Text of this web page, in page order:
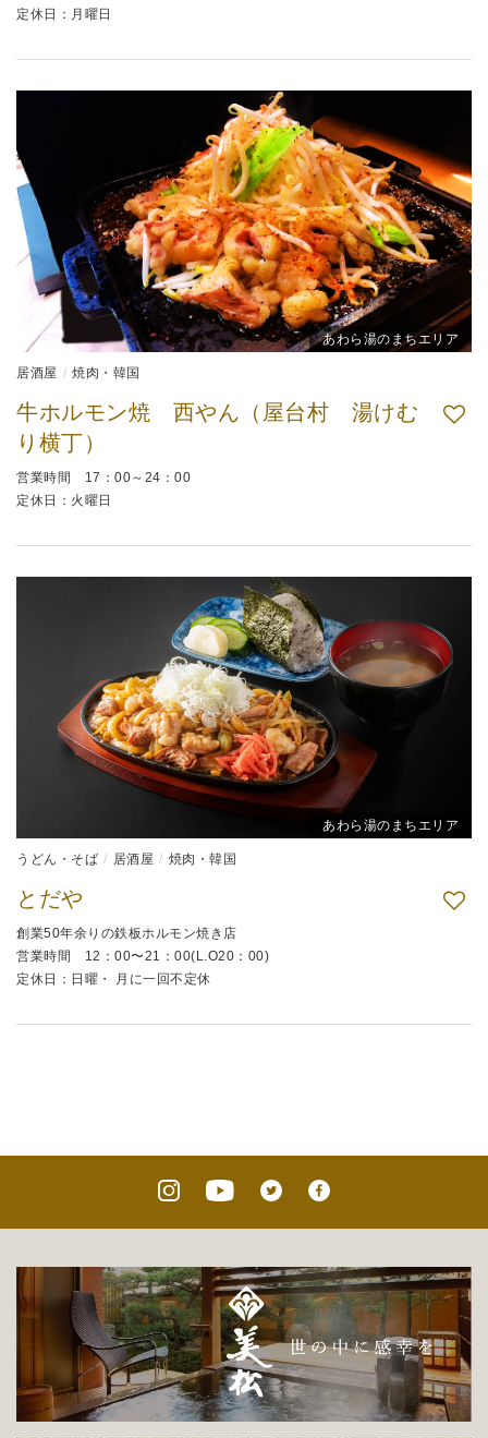
定休日：月曜日
あわら湯のまちエリア
居酒屋 焼肉・韓国
牛ホルモン焼 西やん（屋台村 湯けむ
り横丁）
営業時間 17：00～24：00
定休日：火曜日
あわら湯のまちエリア
うどん・そば 居酒屋 焼肉・韓国
とだや
創業50年余りの鉄板ホルモン焼き店
営業時間 12：00〜21：00(L.O20：00)
定休日：日曜・ 月に一回不定休